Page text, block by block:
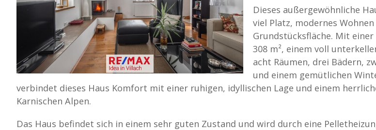
Dieses außergewöhnliche
viel Platz, modernes
Grundstücksfläche. Mit einer
308 m², einem voll
acht Räumen, drei Bädern,
und einem gemütlichen
verbindet dieses Haus Komfort mit einer ruhigen, idyllischen Lage und einem
Karnischen Alpen.
Das Haus befindet sich in einem sehr guten Zustand und wird durch eine